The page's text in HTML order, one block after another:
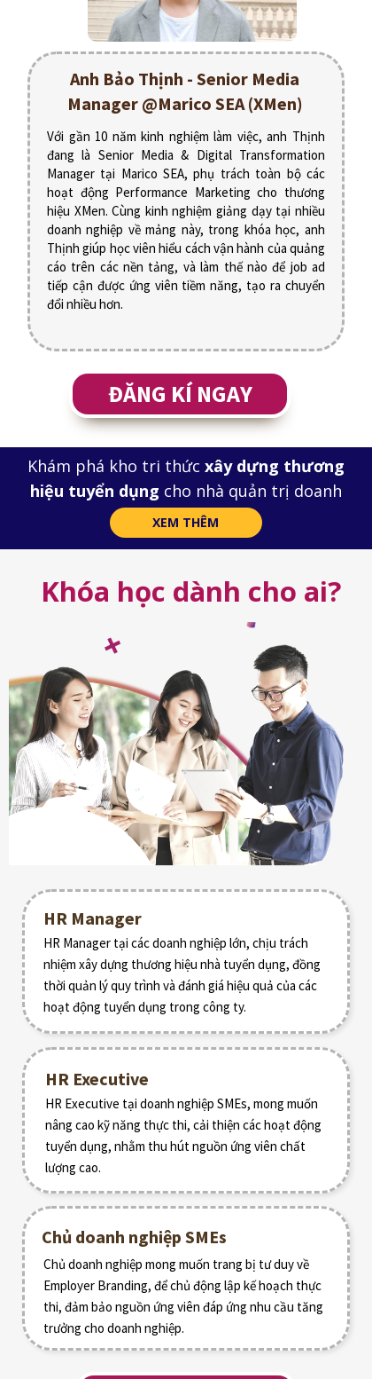
ĐĂNG KÍ NGAY
Với gần 10 năm kinh nghiệm làm việc, anh Thịnh
đang là Senior Media & Digital Transformation
Manager tại Marico SEA, phụ trách toàn bộ các
hoạt động Performance Marketing cho thương
hiệu XMen. Cùng kinh nghiệm giảng dạy tại nhiều
doanh nghiệp về mảng này, trong khóa học, anh
Thịnh giúp học viên hiểu cách vận hành của quảng
cáo trên các nền tảng, và làm thế nào để job ad
tiếp cận được ứng viên tiềm năng, tạo ra chuyển
đổi nhiều hơn.
Anh Bảo Thịnh - Senior Media
Manager @Marico SEA (XMen)
Khám phá kho tri thức xây dựng thương
hiệu tuyển dụng cho nhà quản trị doanh
nghiệp
XEM THÊM
Khóa học dành cho ai?
Chủ doanh nghiệp mong muốn trang bị tư duy về
Employer Branding, để chủ động lập kế hoạch thực
thi, đảm bảo nguồn ứng viên đáp ứng nhu cầu tăng
trưởng cho doanh nghiệp.
Chủ doanh nghiệp SMEs
HR Manager tại các doanh nghiệp lớn, chịu trách
nhiệm xây dựng thương hiệu nhà tuyển dụng, đồng
thời quản lý quy trình và đánh giá hiệu quả của các
hoạt động tuyển dụng trong công ty.
HR Manager
HR Executive tại doanh nghiệp SMEs, mong muốn
nâng cao kỹ năng thực thi, cải thiện các hoạt động
tuyển dụng, nhằm thu hút nguồn ứng viên chất
lượng cao.
HR Executive